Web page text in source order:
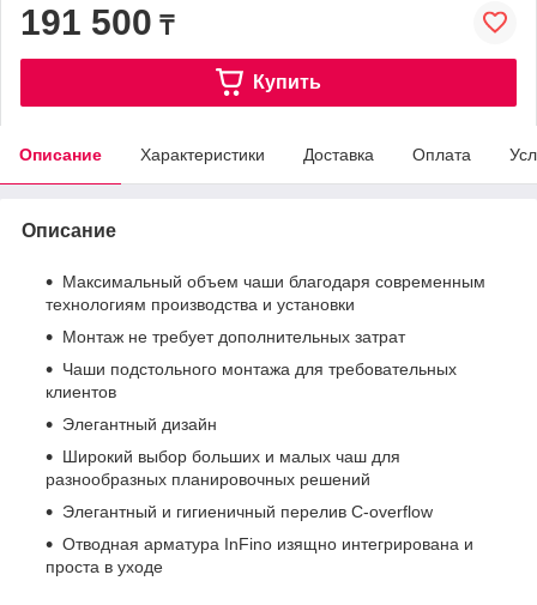
191 500 ₸
Купить
Описание Характеристики Доставка Оплата
Описание
Максимальный объем чаши благодаря современным
технологиям производства и установки
Монтаж не требует дополнительных затрат
Чаши подстольного монтажа для требовательных
клиентов
Элегантный дизайн
Широкий выбор больших и малых чаш для
разнообразных планировочных решений
Элегантный и гигиеничный перелив C-overflow
Отводная арматура InFino изящно интегрирована и
проста в уходе